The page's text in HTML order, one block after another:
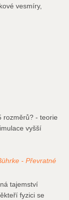
vesmíry,
rozměrů? - teorie
vyšší
- Převratné
tajemství
fyzici se